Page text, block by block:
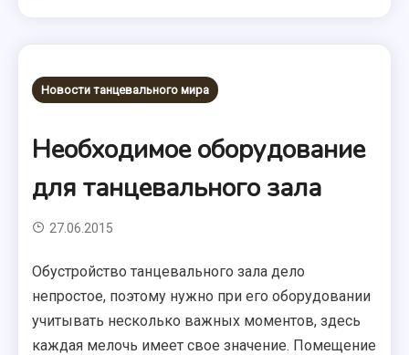
Новости танцевального мира
Необходимое оборудование
для танцевального зала
27.06.2015
Обустройство танцевального зала дело
непростое, поэтому нужно при его оборудовании
учитывать несколько важных моментов, здесь
каждая мелочь имеет свое значение. Помещение